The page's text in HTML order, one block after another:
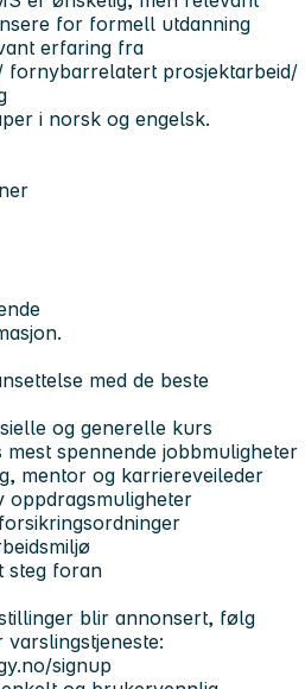
for formell utdanning
erfaring fra
fornybarrelatert prosjektarbeid/
i norsk og engelsk.
med de beste
og generelle kurs
mest spennende jobbmuligheter
mentor og karriereveileder
oppdragsmuligheter
steg foran
blir annonsert, følg
signup